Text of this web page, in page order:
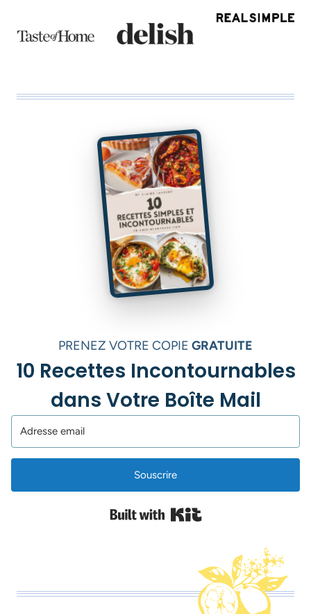
PRENEZ VOTRE COPIE GRATUITE
10 Recettes Incontournables
dans Votre Boîte Mail
Souscrire
Built with Kit